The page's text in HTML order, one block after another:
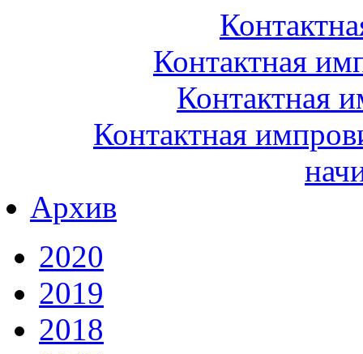
Контактная
Контактная
Контактная
Архив
2020
2019
2018